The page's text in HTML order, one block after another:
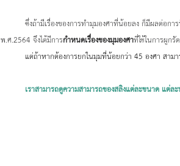
ซึ่งถ้ามีเรื่องของการทำมุมองศาที่น้อยลง ก็มีผลต่อ
พ.ศ.2564 จึงได้มีการกำหนดเรื่องของมุมองศาที่ใช้ในการผูกรั
แต่ถ้าหากต้องการยกในมุมที่น้อยกว่า 45 องศา สาม
เราสามารถดูความสามารถของสลิงแต่ละขนาด แต่ล